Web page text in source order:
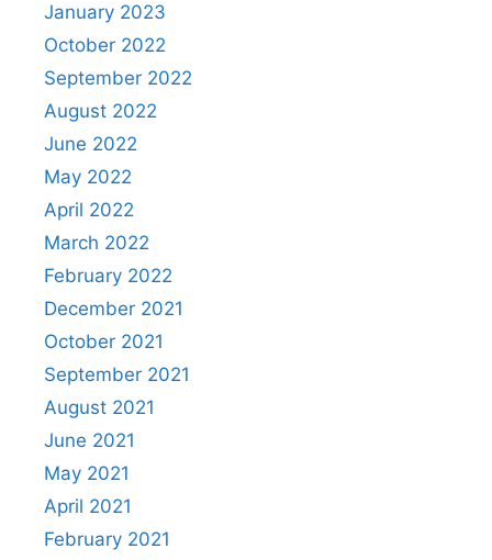
January 2023
October 2022
September 2022
August 2022
June 2022
May 2022
April 2022
March 2022
February 2022
December 2021
October 2021
September 2021
August 2021
June 2021
May 2021
April 2021
February 2021